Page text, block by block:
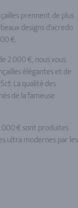
prennent de plus
designs d'acredo
€.
2.000 €, nous vous
élégantes et de
La qualité des
de la fameuse
€ sont produites
ultra modernes par les